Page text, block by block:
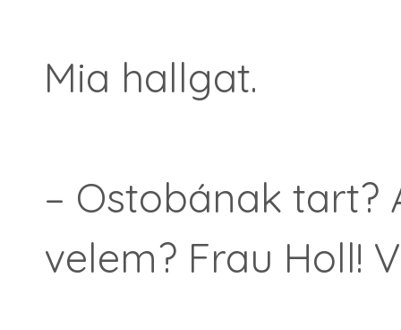
Mia hallgat.
– Ostobának tart?
velem? Frau Holl!